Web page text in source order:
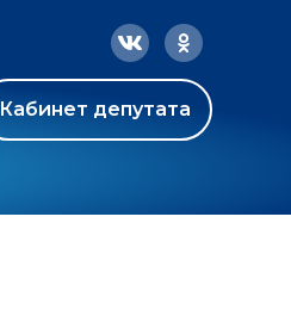
Кабинет депутата